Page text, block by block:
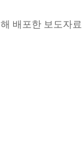
배포한 보도자